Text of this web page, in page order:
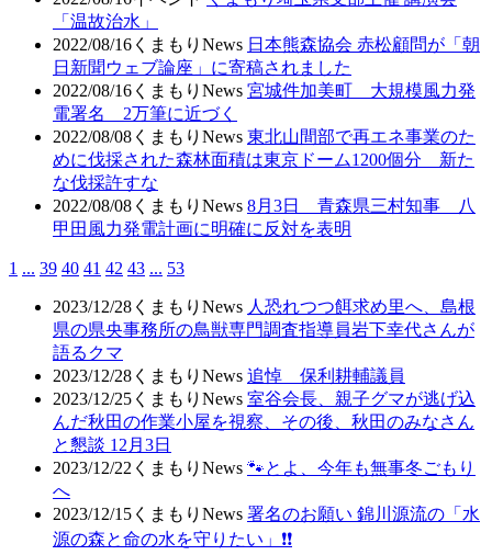
「温故治水」
2022/08/16 くまもりNews 日本熊森協会 赤松顧問が「朝
日新聞ウェブ論座」に寄稿されました
2022/08/16 くまもりNews 宮城件加美町 大規模風力発
電署名 2万筆に近づく
2022/08/08 くまもりNews 東北山間部で再エネ事業のた
めに伐採された森林面積は東京ドーム1200個分 新た
な伐採許すな
2022/08/08 くまもりNews 8月3日 青森県三村知事 八
甲田風力発電計画に明確に反対を表明
1 ... 39 40 41 42 43 ... 53
2023/12/28 くまもりNews 人恐れつつ餌求め里へ、島根
県の県央事務所の鳥獣専門調査指導員岩下幸代さんが
語るクマ
2023/12/28 くまもりNews 追悼 保利耕輔議員
2023/12/25 くまもりNews 室谷会長、親子グマが逃げ込
んだ秋田の作業小屋を視察、その後、秋田のみなさん
と懇談 12月3日
2023/12/22 くまもりNews 🐾とよ、今年も無事冬ごもり
へ
2023/12/15 くまもりNews 署名のお願い 錦川源流の「水
源の森と命の水を守りたい」❗❗